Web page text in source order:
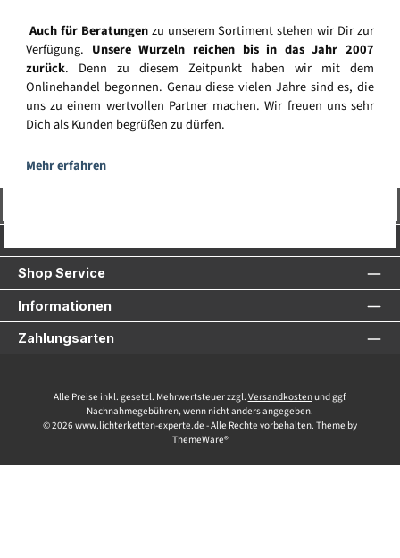
Auch für Beratungenzu unserem Sortiment stehen wir Dir zur
Verfügung. Unsere Wurzeln reichen bis in das Jahr 2007
zurück. Denn zu diesem Zeitpunkt haben wir mit dem
Onlinehandel begonnen. Genau diese vielen Jahre sind es, die
uns zu einem wertvollen Partner machen. Wir freuen uns sehr
Dich als Kunden begrüßen zu dürfen.
Mehr erfahren
Shop Service
Informationen
Zahlungsarten
Alle Preise inkl. gesetzl. Mehrwertsteuer zzgl. Versandkostenund ggf.
Nachnahmegebühren, wenn nicht anders angegeben.
© 2026 www.lichterketten-experte.de - Alle Rechte vorbehalten. Theme by
ThemeWare®